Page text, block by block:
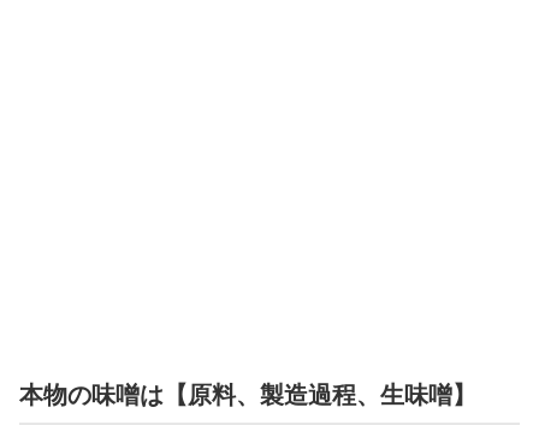
本物の味噌は【原料、製造過程、生味噌】